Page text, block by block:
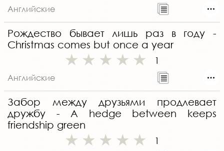
Английские
Рождество бывает лишь раз в году -
Christmas comes but once a year
1
Английские
Забор между друзьями продлевает
дружбу - A hedge between keeps
friendship green
1